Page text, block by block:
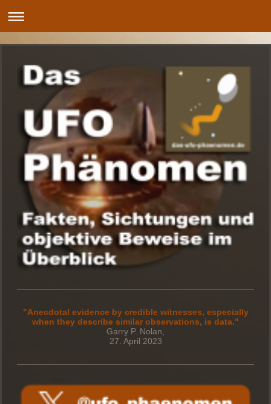
"Anecdotal evidence by credible witnesses, especially
when they describe similar observations, is data."
Garry P. Nolan,
27. April 2023